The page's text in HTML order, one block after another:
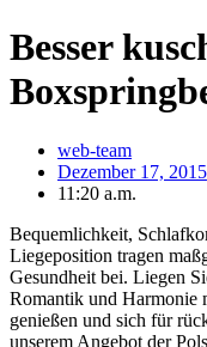
Besser
web-team
Dezember 17, 2015
11:20 a.m.
Bequemlichkeit,
Liegeposition tragen
Gesundheit bei. Liegen
Romantik und Harmonie
genießen und sich für
unserem Angebot der